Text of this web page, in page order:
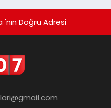
Doğru Adresi